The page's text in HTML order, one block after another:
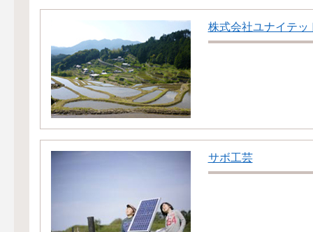
株式会社ユナイテッ
サボ工芸